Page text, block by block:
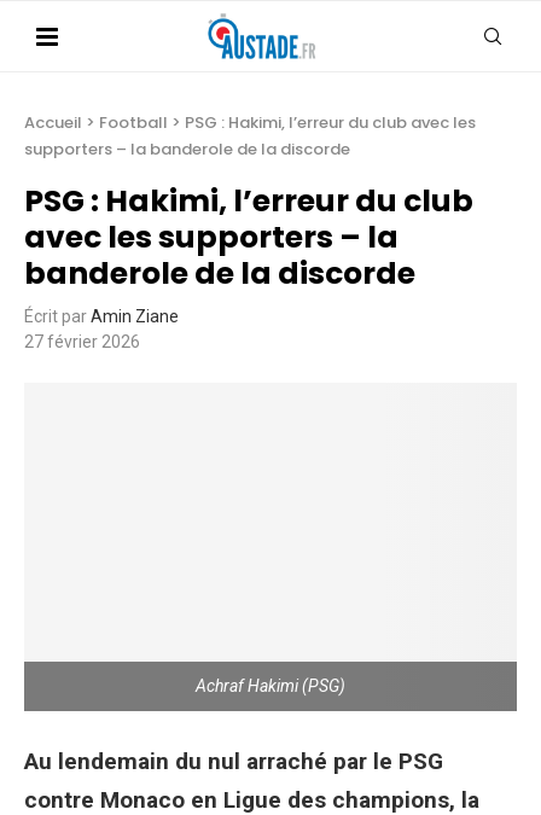
Accueil > Football > PSG : Hakimi, l’erreur du club avec les
supporters – la banderole de la discorde
PSG : Hakimi, l’erreur du club
avec les supporters – la
banderole de la discorde
Écrit parAmin Ziane
27 février 2026
Achraf Hakimi (PSG)
Au lendemain du nul arraché par le PSG
contre Monaco en Ligue des champions, la